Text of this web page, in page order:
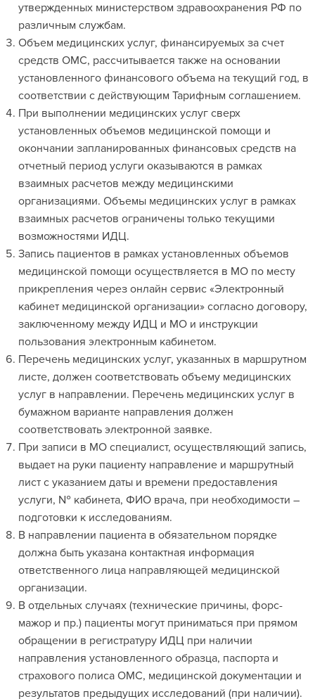
утвержденных министерством здравоохранения РФ по
различным службам.
Объем медицинских услуг, финансируемых за счет
средств ОМС, рассчитывается также на основании
установленного финансового объема на текущий год, в
соответствии с действующим Тарифным соглашением.
При выполнении медицинских услуг сверх
установленных объемов медицинской помощи и
окончании запланированных финансовых средств на
отчетный период услуги оказываются в рамках
взаимных расчетов между медицинскими
организациями. Объемы медицинских услуг в рамках
взаимных расчетов ограничены только текущими
возможностями ИДЦ.
Запись пациентов в рамках установленных объемов
медицинской помощи осуществляется в МО по месту
прикрепления через онлайн сервис «Электронный
кабинет медицинской организации» согласно договору,
заключенному между ИДЦ и МО и инструкции
пользования электронным кабинетом.
Перечень медицинских услуг, указанных в маршрутном
листе, должен соответствовать объему медицинских
услуг в направлении. Перечень медицинских услуг в
бумажном варианте направления должен
соответствовать электронной заявке.
При записи в МО специалист, осуществляющий запись,
выдает на руки пациенту направление и маршрутный
лист с указанием даты и времени предоставления
услуги, № кабинета, ФИО врача, при необходимости –
подготовки к исследованиям.
В направлении пациента в обязательном порядке
должна быть указана контактная информация
ответственного лица направляющей медицинской
организации.
В отдельных случаях (технические причины, форс-
мажор и пр.) пациенты могут приниматься при прямом
обращении в регистратуру ИДЦ при наличии
направления установленного образца, паспорта и
страхового полиса ОМС, медицинской документации и
результатов предыдущих исследований (при наличии).